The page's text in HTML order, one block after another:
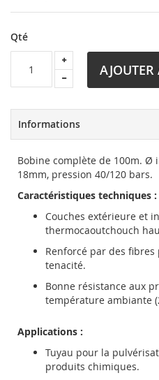
Qté
Informations
Bobine complète de 100m.
18mm, pression 40/120 bars.
Caractéristiques techniques :
Couches extérieure et
thermocaoutchouch
Renforcé par des
tenacité.
Bonne résistance aux
température ambiante
Applications :
Tuyau pour la
produits chimiques.